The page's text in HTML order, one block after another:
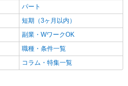
パート
短期（3ヶ月以内）
副業・WワークOK
職種・条件一覧
コラム・特集一覧